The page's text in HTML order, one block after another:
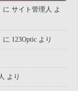
にサイト管理人 よ
に 123Optic より
より